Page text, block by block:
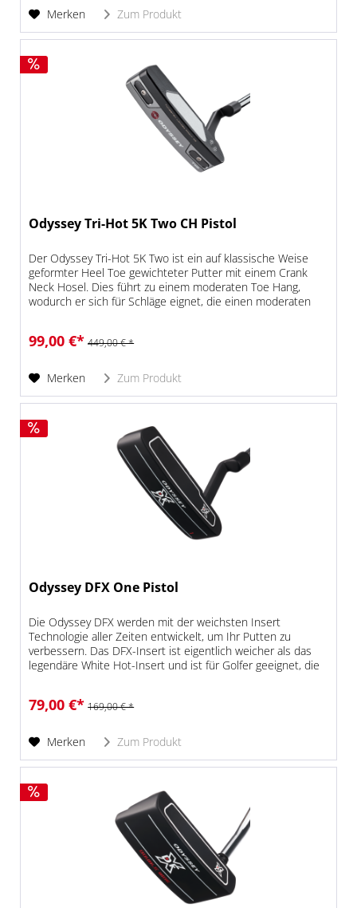
Merken Zum Produkt
Odyssey Tri-Hot 5K Two CH Pistol
Der Odyssey Tri-Hot 5K Two ist ein auf klassische Weise
geformter Heel Toe gewichteter Putter mit einem Crank
Neck Hosel. Dies führt zu einem moderaten Toe Hang,
wodurch er sich für Schläge eignet, die einen moderaten
99,00 €* 449,00 € *
Merken Zum Produkt
Odyssey DFX One Pistol
Die Odyssey DFX werden mit der weichsten Insert
Technologie aller Zeiten entwickelt, um Ihr Putten zu
verbessern. Das DFX-Insert ist eigentlich weicher als das
legendäre White Hot-Insert und ist für Golfer geeignet, die
79,00 €* 169,00 € *
Merken Zum Produkt